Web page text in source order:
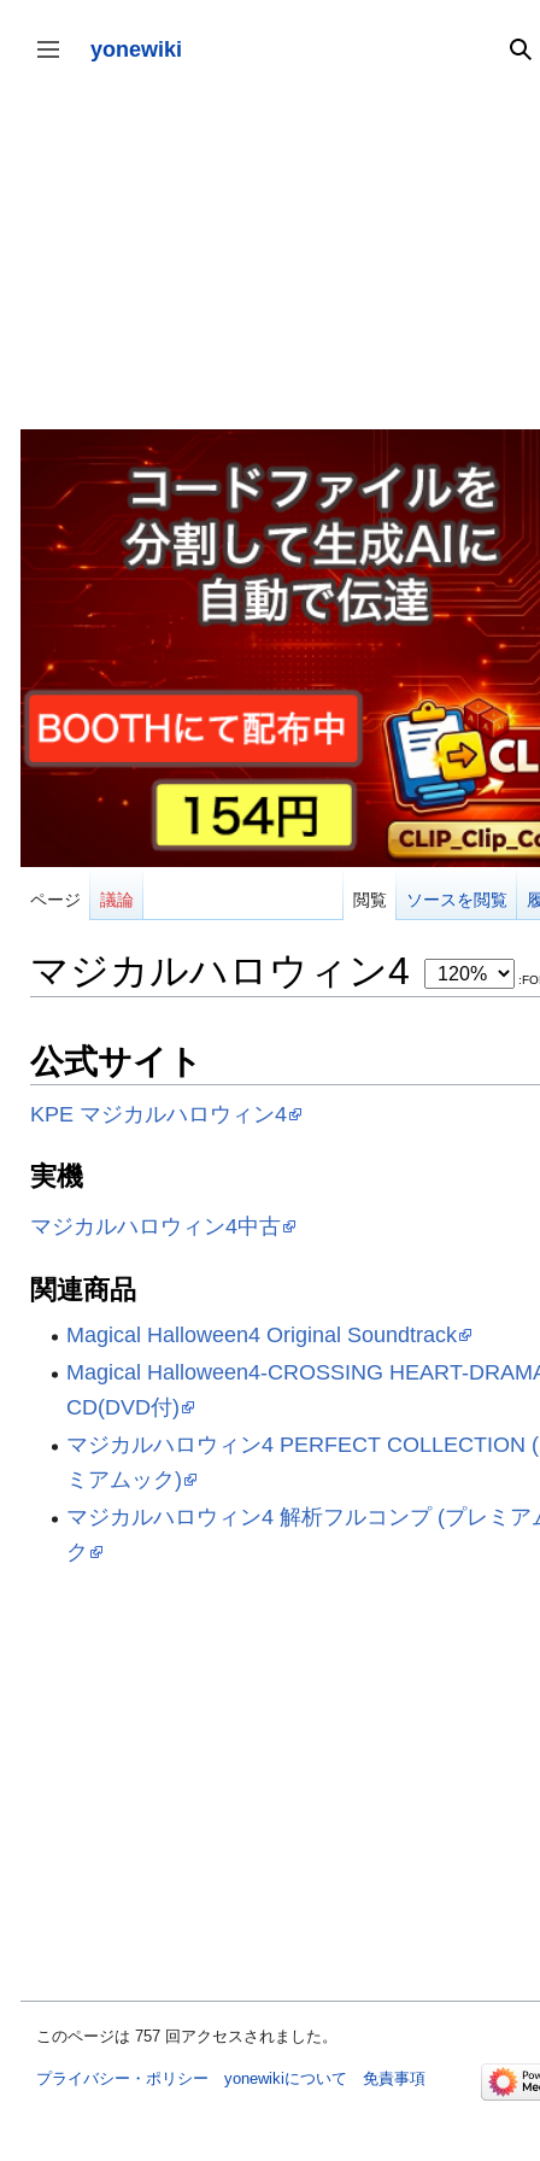
テ
サイドバーの切り替え yonewiki 検
ページ 議論 閲覧 ソースを閲覧
マジカルハロウィン4
公式サイト
KPE マジカルハロウィン4
実機
マジカルハロウィン4中古
関連商品
Magical Halloween4 Original Soundtrack
Magical Halloween4-CROSSING HEART-
CD(DVD付)
マジカルハロウィン4 PERFECT COLLECTION
ミアムック)
マジカルハロウィン4 解析フルコンプ (プレミア
ク
このページは 757 回アクセスされました。
プライバシー・ポリシー yonewikiについて 免責事項